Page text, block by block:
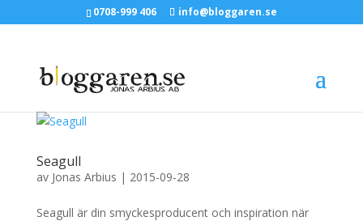
0708-999 406 info@bloggaren.se
Seagull
av Jonas Arbius | 2015-09-28
Seagull är din smyckesproducent och inspiration när